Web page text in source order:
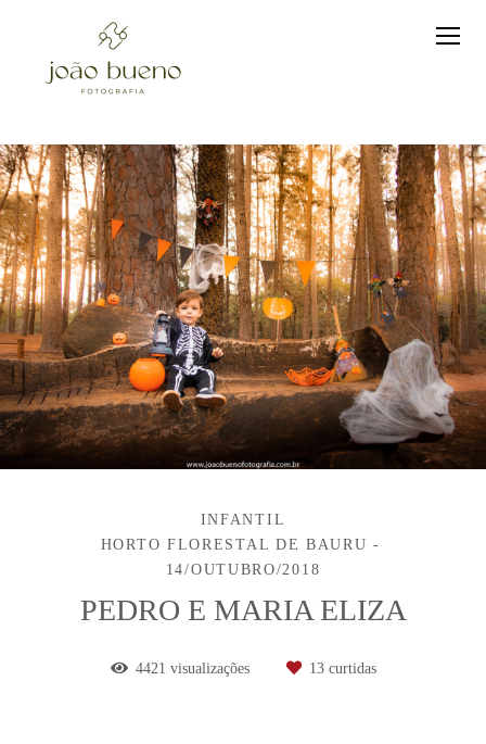
INFANTIL
HORTO FLORESTAL DE BAURU
14/OUTUBRO/2018
PEDRO E MARIA ELIZA
4421 visualizações 13curtidas